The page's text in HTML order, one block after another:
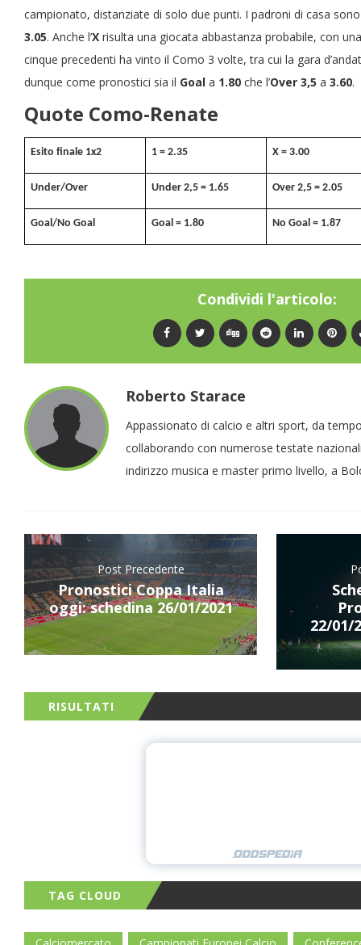
campionato, distanziate di solo due punti. I padroni di casa
3.05. Anche l’X risulta una giocata abbastanza probabile, con
cinque precedenti ha vinto il Como 3 volte, tra cui la gara
dunque come pronostici sia il Goal a 1.80 che l’Over 3,5 a 3.60.
Quote Como-Renate
Esito finale 1x2 1 = 2.35 X = 3.00
Under/Over Under 2,5 = 1.65 Over 2,5 = 2.05
Goal/No Goal Goal = 1.80 No Goal = 1.87
Condividi l'articolo:
Roberto Starace
Appassionato di calcio e altri sport, da
collaborando con numerose testate
indirizzo musica e master primo livello, a
Post Precedente
Pronostici Coppa Italia
oggi: schedina 26/01/2021
22/01/
RISULTATI
TAG CLOUD